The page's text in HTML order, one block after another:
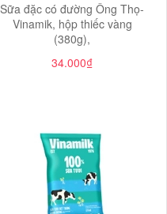
Sữa đặc có đường Ông Thọ-
Vinamik, hộp thiếc vàng
(380g),
34.000₫